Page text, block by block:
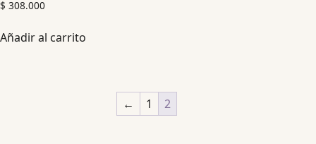
$ 308.000
Añadir al carrito
← 1 2